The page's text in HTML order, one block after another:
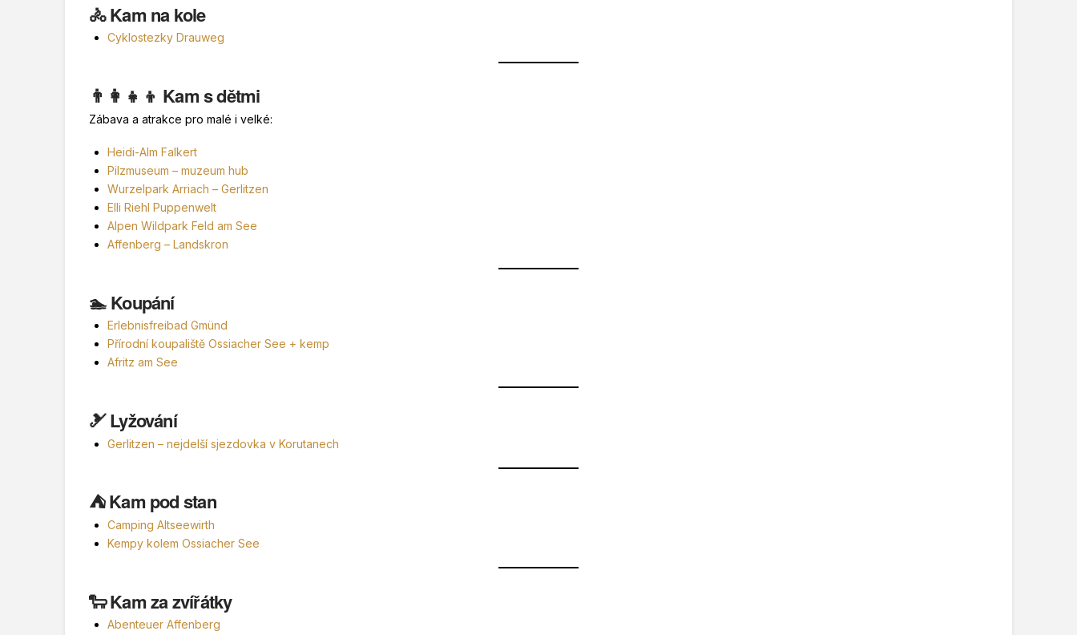
🚴 Kam na kole
Cyklostezky Drauweg
👨‍👩‍👧‍👦 Kam s dětmi
Zábava a atrakce pro malé i velké:
Heidi-Alm Falkert
Pilzmuseum – muzeum hub
Wurzelpark Arriach – Gerlitzen
Elli Riehl Puppenwelt
Alpen Wildpark Feld am See
Affenberg – Landskron
🏊 Koupání
Erlebnisfreibad Gmünd
Přírodní koupaliště Ossiacher See + kemp
Afritz am See
🎿 Lyžování
Gerlitzen – nejdelší sjezdovka v Korutanech
⛺ Kam pod stan
Camping Altseewirth
Kempy kolem Ossiacher See
🐑 Kam za zvířátky
Abenteuer Affenberg